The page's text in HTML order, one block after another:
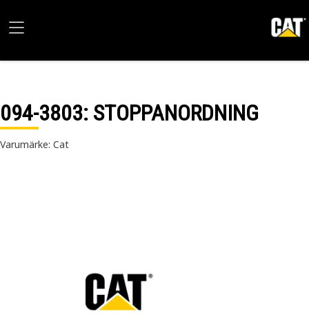
094-3803: STOPPANORDNING
Varumärke: Cat